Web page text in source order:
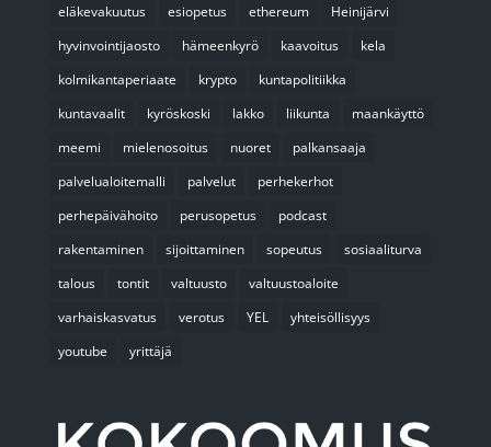
eläkevakuutus
esiopetus ethereum
Heinijärvi
hyvinvointijaosto
hämeenkyrö kaavoitus
kela
kolmikantaperiaate
krypto
kuntapolitiikka
kuntavaalit
kyröskoski lakko liikunta
maankäyttö
meemi
mielenosoitus nuoret
palkansaaja
palvelualoitemalli
palvelut
perhekerhot
perhepäivähoito
perusopetus
podcast
rakentaminen
sijoittaminen sopeutus
sosiaaliturva
talous
tontit valtuusto
valtuustoaloite
varhaiskasvatus
verotus YEL
yhteisöllisyys
youtube
yrittäjä